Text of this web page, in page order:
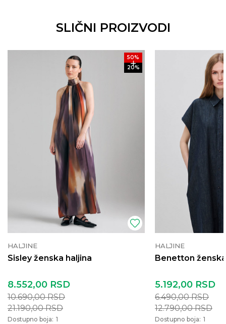
SLIČNI PROIZVODI
50%
20%
HALJINE
Sisley ženska haljina
8.552,00 RSD
10.690,00RSD
21.190,00RSD
Dostupno boja: 1
HALJINE
Benetton
5.192,00 RSD
6.490,00RSD
12.790,00RSD
Dostupno boja: 1